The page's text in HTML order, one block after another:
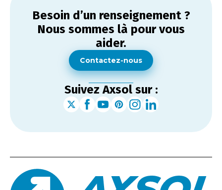
Besoin d’un renseignement ?
Nous sommes là pour vous
aider.
Contactez-nous
Suivez Axsol sur :